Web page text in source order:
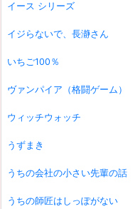
イース シリーズ
イジらないで、長瀞さん
いちご100％
ヴァンパイア（格闘ゲーム）
ウィッチウォッチ
うずまき
うちの会社の小さい先輩の話
うちの師匠はしっぽがない